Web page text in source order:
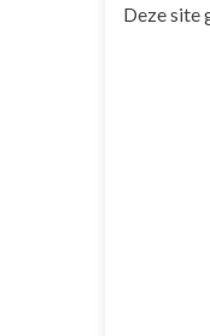
Deze site